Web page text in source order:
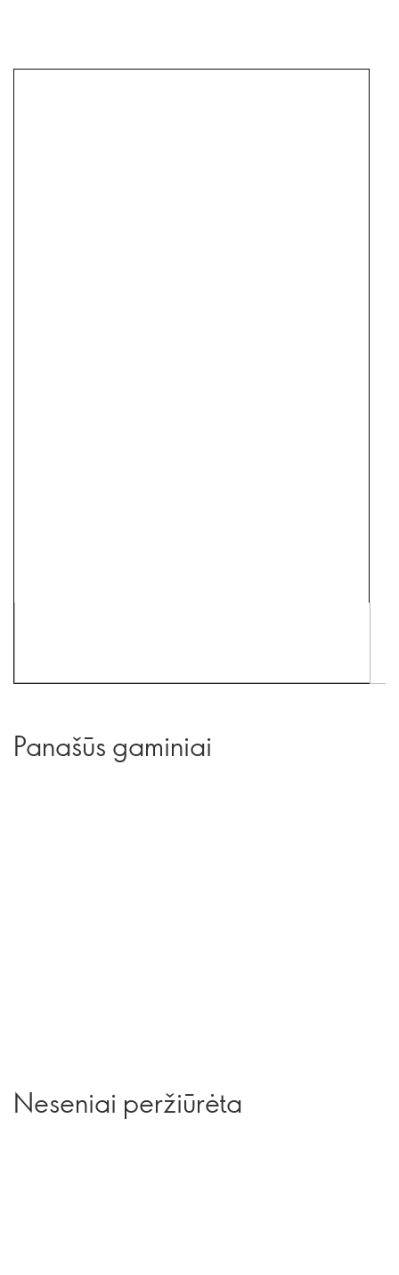
Panašūs gaminiai
Neseniai peržiūrėta